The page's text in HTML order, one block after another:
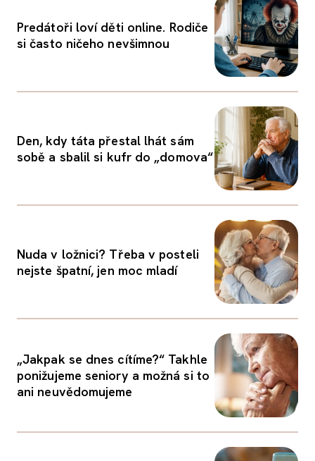
Predátoři loví děti online. Rodiče
si často ničeho nevšimnou
Den, kdy táta přestal lhát sám
sobě a sbalil si kufr do „domova“
Nuda v ložnici? Třeba v posteli
nejste špatní, jen moc mladí
„Jakpak se dnes cítíme?“ Takhle
ponižujeme seniory a možná si to
ani neuvědomujeme